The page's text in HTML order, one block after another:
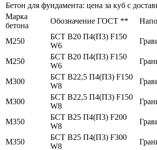
Бетон для фундамента: цена за куб с
Марка
бетона
Обозначение ГОСТ **
М250
БСТ В20 П4(П3) F150
W6
М250
БСТ В20 П4(П3) F150
W6
М300
БСТ В22,5 П4(П3) F150
W8
М300
БСТ В22,5 П4(П3) F150
W8
М350
БСТ В25 П4(П3) F200
W8
М350
БСТ В25 П4(П3) F300
W8